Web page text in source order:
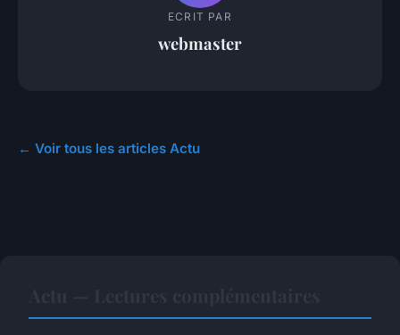
ECRIT PAR
webmaster
← Voir tous les articles Actu